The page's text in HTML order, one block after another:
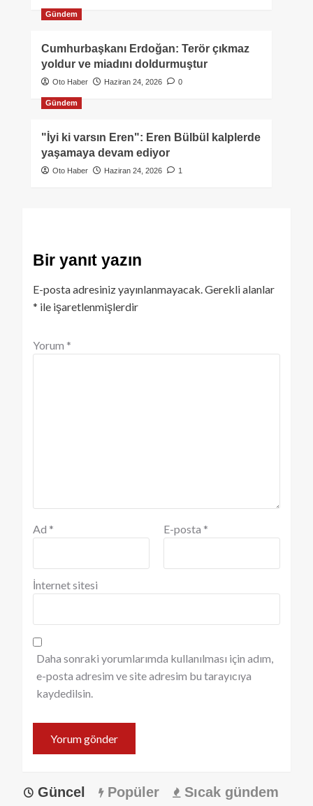
Gündem
Cumhurbaşkanı Erdoğan: Terör çıkmaz
yoldur ve miadını doldurmuştur
Oto Haber Haziran 24, 2026 0
Gündem
"İyi ki varsın Eren": Eren Bülbül kalplerde
yaşamaya devam ediyor
Oto Haber Haziran 24, 2026 1
Bir yanıt yazın
E-posta adresiniz yayınlanmayacak.Gerekli alanlar
* ile işaretlenmişlerdir
Yorum *
Ad * E-posta *
İnternet sitesi
Daha sonraki yorumlarımda kullanılması için adım,
e-posta adresim ve site adresim bu tarayıcıya
kaydedilsin.
Güncel Popüler Sıcak gündem